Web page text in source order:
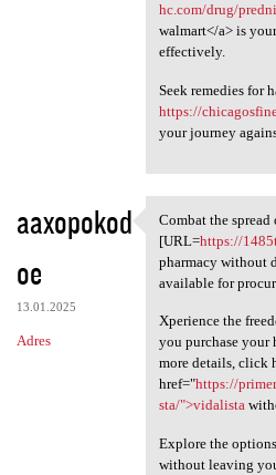
hc.com/drug/
walmart</a> is
effectively.
Seek remedies for
https://
your journey
aaxopokod
oe
13.01.2025
Adres
Combat the
Combat the
[URL=https://
pharmacy without
available for
Xperience the
you purchase your
more details, click
href="https://
sta/">vidalista
Explore the
without leaving